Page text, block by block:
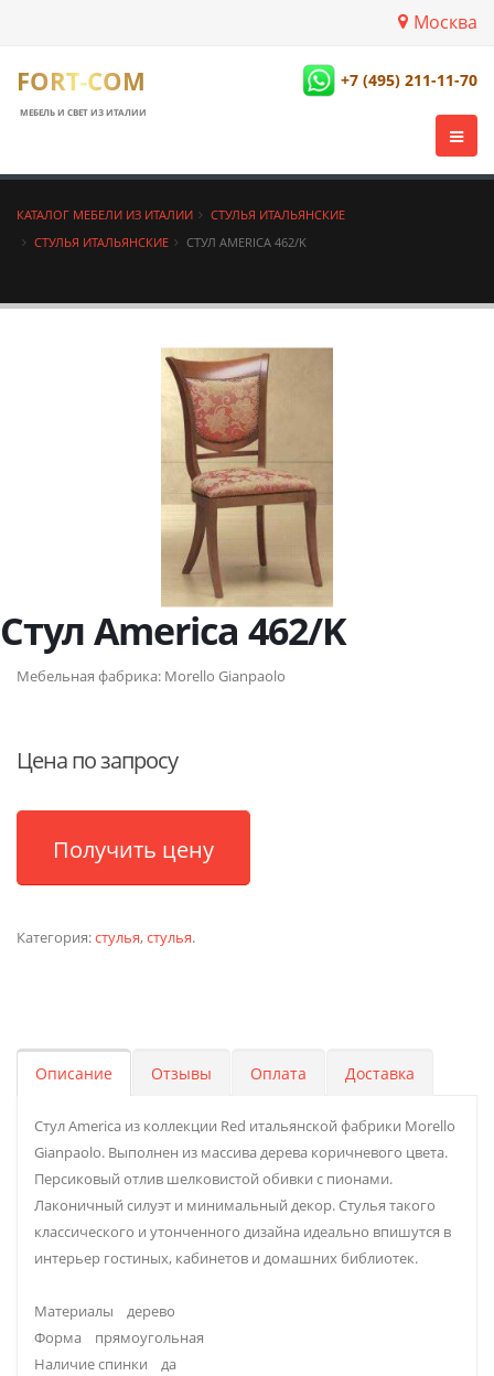
Москва
FORT-COM
МЕБЕЛЬ И СВЕТ ИЗ ИТАЛИИ
+7 (495) 211-11-70
КАТАЛОГ МЕБЕЛИ ИЗ ИТАЛИИ
СТУЛЬЯ ИТАЛЬЯНСКИЕ
СТУЛЬЯ ИТАЛЬЯНСКИЕ
СТУЛ AMERICA 462/K
Стул America 462/K
Мебельная фабрика: Morello Gianpaolo
Цена по запросу
Получить цену
Категория:стулья,стулья.
Описание Отзывы Оплата Доставка
Стул America из коллекции Red итальянской фабрики Morello
Gianpaolo. Выполнен из массива дерева коричневого цвета.
Персиковый отлив шелковистой обивки с пионами.
Лаконичный силуэт и минимальный декор. Стулья такого
классического и утонченного дизайна идеально впишутся в
интерьер гостиных, кабинетов и домашних библиотек.
Материалы дерево
Форма прямоугольная
Наличие спинки да